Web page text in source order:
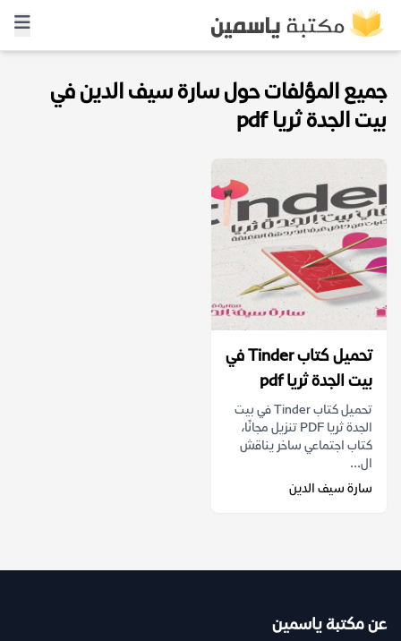
جميع المؤلفات حول سارة سيف الدين في
بيت الجدة ثريا pdf
تحميل كتاب Tinder في
بيت الجدة ثريا pdf
تحميل كتاب Tinder في بيت
الجدة ثريا PDF تنزيل مجانًا،
كتاب اجتماعي ساخر يناقش
ال...
سارة سيف الدين
عن مكتبة ياسمين